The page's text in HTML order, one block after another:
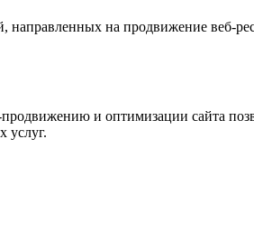
на продвижение веб-
и оптимизации сайта
услуг.